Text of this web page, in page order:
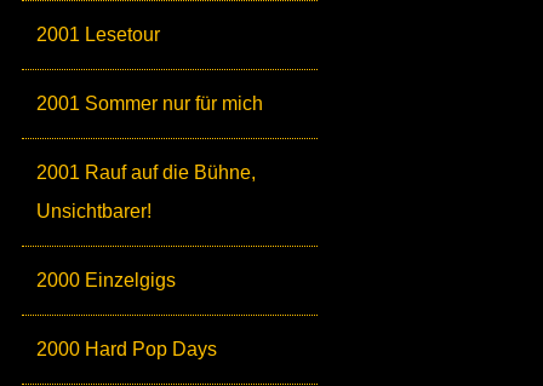
2001 Lesetour
2001 Sommer nur für mich
2001 Rauf auf die Bühne,
Unsichtbarer!
2000 Einzelgigs
2000 Hard Pop Days